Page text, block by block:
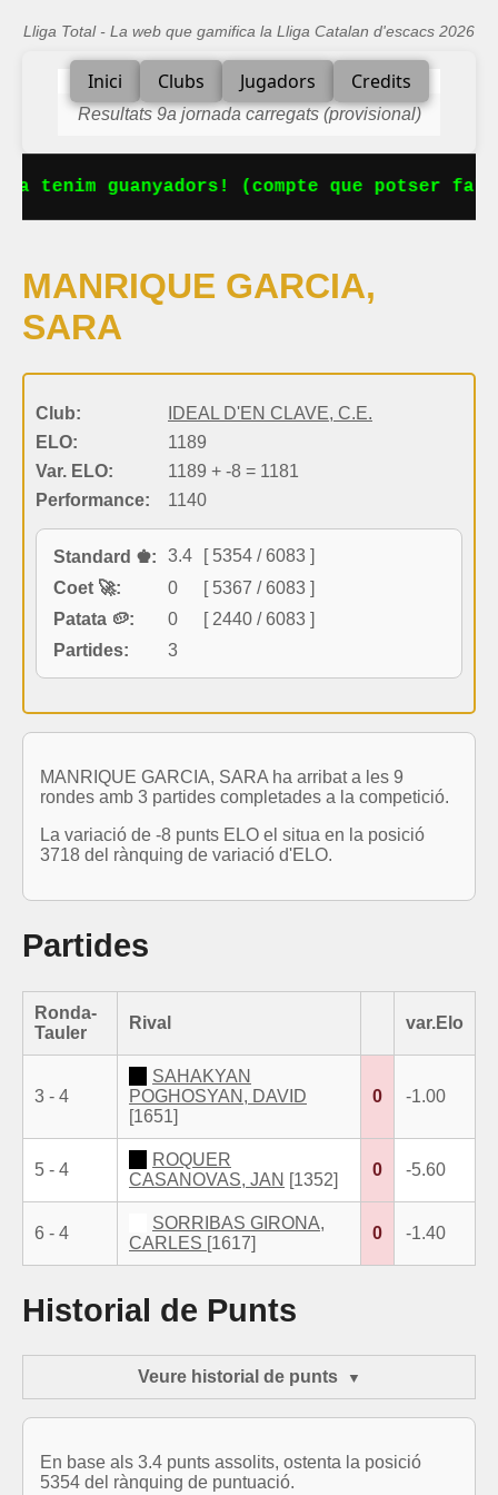
Lliga Total - La web que gamifica la Lliga Catalan d'escacs 2026
Inici Clubs Jugadors Credits
Resultats 9a jornada carregats (provisional)
tenim guanyadors! (compte que potser
MANRIQUE GARCIA,
SARA
Club:
IDEAL D'EN CLAVE, C.E.
ELO:
1189
Var. ELO:
1189 + -8 = 1181
Performance:
1140
Standard ♚: 3.4
[ 5354 / 6083 ]
Coet 🚀:
0
[ 5367 / 6083 ]
Patata 🥔:
0
[ 2440 / 6083 ]
Partides:
3
MANRIQUE GARCIA, SARA ha arribat a les 9
rondes amb 3 partides completades a la competició.
La variació de -8 punts ELO el situa en la posició
3718 del rànquing de variació d'ELO.
Partides
Ronda-
Tauler
Rival var.Elo
3 - 4
SAHAKYAN
POGHOSYAN, DAVID
[1651]
0 -1.00
5 - 4
ROQUER
CASANOVAS, JAN [1352]
0 -5.60
6 - 4
SORRIBAS GIRONA,
CARLES [1617]
0 -1.40
Historial de Punts
Veure historial de punts
En base als 3.4 punts assolits, ostenta la posició
5354 del rànquing de puntuació.